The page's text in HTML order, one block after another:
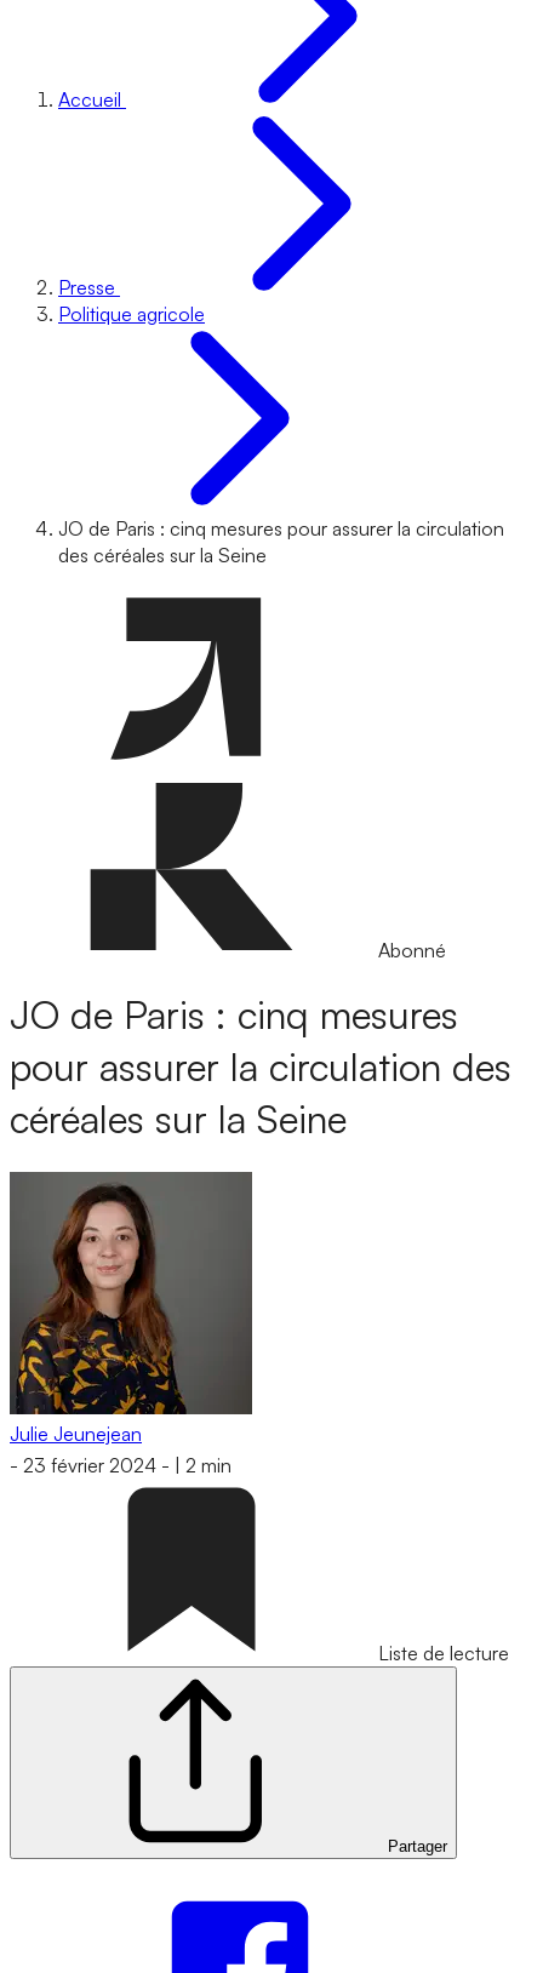
Accueil
Presse
Politique agricole
JO de Paris : cinq mesures pour assurer la circulation
des céréales sur la Seine
Abonné
JO de Paris : cinq mesures
pour assurer la circulation des
céréales sur la Seine
Julie Jeunejean
- 23 février 2024 - 2 min
Liste de lecture
Partager